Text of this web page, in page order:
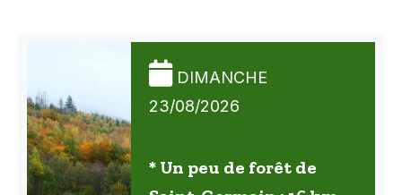
DIMANCHE
23/08/2026
* Un peu de forêt de